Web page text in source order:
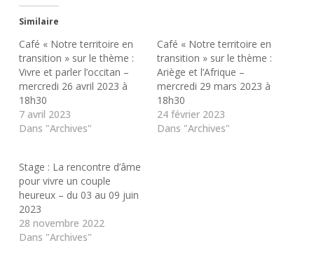
Similaire
Café « Notre territoire en
transition » sur le thème :
Vivre et parler l’occitan –
mercredi 26 avril 2023 à
18h30
7 avril 2023
Dans "Archives"
Café « Notre territoire en
transition » sur le thème :
Ariège et l’Afrique –
mercredi 29 mars 2023 à
18h30
24 février 2023
Dans "Archives"
Stage : La rencontre d’âme
pour vivre un couple
heureux – du 03 au 09 juin
2023
28 novembre 2022
Dans "Archives"